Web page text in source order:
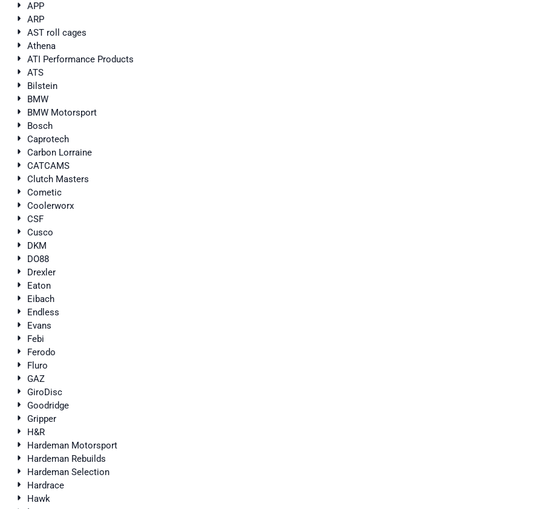
APP
ARP
AST roll cages
Athena
ATI Performance Products
ATS
Bilstein
BMW
BMW Motorsport
Bosch
Caprotech
Carbon Lorraine
CATCAMS
Clutch Masters
Cometic
Coolerworx
CSF
Cusco
DKM
DO88
Drexler
Eaton
Eibach
Endless
Evans
Febi
Ferodo
Fluro
GAZ
GiroDisc
Goodridge
Gripper
H&R
Hardeman Motorsport
Hardeman Rebuilds
Hardeman Selection
Hardrace
Hawk